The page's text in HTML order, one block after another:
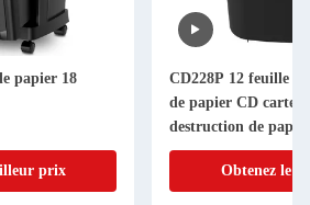
papier 18
prix
CD228P 12 feuille
de papier CD carte
destruction de
25L
Obtenez le